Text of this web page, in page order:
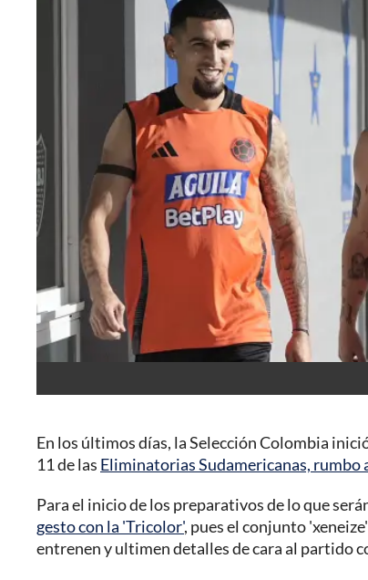
En los últimos días, la Selección Colombia
11 de las Eliminatorias Sudamericanas, rumbo
Para el inicio de los preparativos de lo que
gesto con la 'Tricolor', pues el conjunto
entrenen y ultimen detalles de cara al partido